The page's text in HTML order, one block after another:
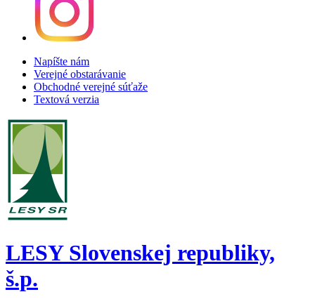
Napíšte nám
Verejné obstarávanie
Obchodné verejné súťaže
Textová verzia
LESY Slovenskej republiky,
š.p.